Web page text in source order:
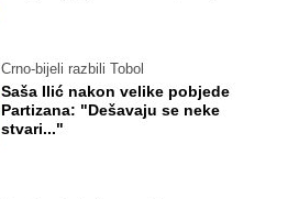
Crno-bijeli razbili Tobol
Saša Ilić nakon velike pobjede
Partizana: "Dešavaju se neke
stvari..."